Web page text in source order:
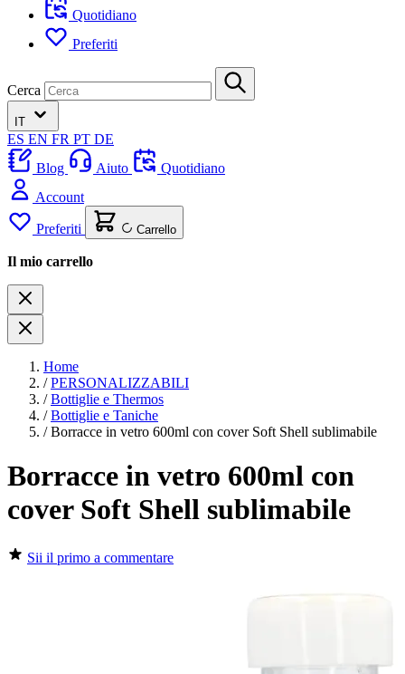
Quotidiano
Preferiti
Cerca
IT
ES EN FR PT DE
Blog
Aiuto
Quotidiano
Account
Preferiti Carrello
Il mio carrello
Home
/ PERSONALIZZABILI
/ Bottiglie e Thermos
/ Bottiglie e Taniche
/ Borracce in vetro 600ml con cover Soft Shell sublimabile
Borracce in vetro 600ml con
cover Soft Shell sublimabile
Sii il primo a commentare